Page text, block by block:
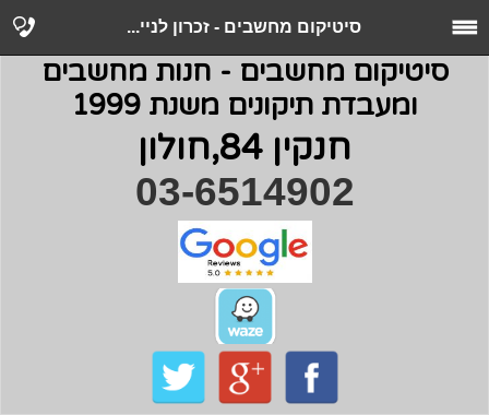
סיטיקום מחשבים - זכרון לניי...
סיטיקום מחשבים - חנות מחשבים
ומעבדת תיקונים משנת 1999
חנקין 84,חולון
03-6514902